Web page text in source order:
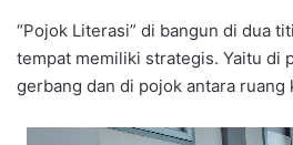
“Pojok Literasi” di bangun di dua
tempat memiliki strategis. Yaitu di
gerbang dan di pojok antara ruang